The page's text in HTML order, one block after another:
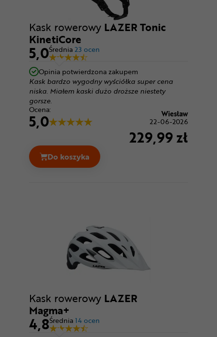
Kask rowerowy LAZER Tonic
KinetiCore
5,0Średnia23 ocen
Opinia potwierdzona zakupem
Kask bardzo wygodny wyściółka super cena
niska. Miałem kaski dużo droższe niestety
gorsze.
Ocena:
5,0 Wiesław
22-06-2026
229,99 zł
Do koszyka
Kask rowerowy LAZER Tonic KinetiCore
Kask rowerowy LAZER
Magma+
4,8Średnia14 ocen